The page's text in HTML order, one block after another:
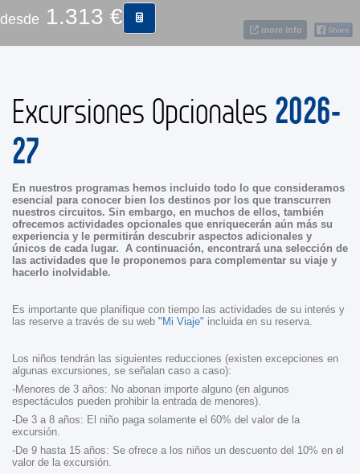
more info
desde 1.313 €
Excursiones Opcionales 2026-
27
En nuestros programas hemos incluido todo lo que consideramos
esencial para conocer bien los destinos por los que transcurren
nuestros circuitos. Sin embargo, en muchos de ellos, también
ofrecemos actividades opcionales que enriquecerán aún más su
experiencia y le permitirán descubrir aspectos adicionales y
únicos de cada lugar. A continuación, encontrará una selección de
las actividades que le proponemos para complementar su viaje y
hacerlo inolvidable.
Es importante que planifique con tiempo las actividades de su interés y
las reserve a través de su web "Mi Viaje" incluida en su reserva.
Los niños tendrán las siguientes reducciones (existen excepciones en
algunas excursiones, se señalan caso a caso):
-Menores de 3 años: No abonan importe alguno (en algunos
espectáculos pueden prohibir la entrada de menores).
-De 3 a 8 años: El niño paga solamente el 60% del valor de la
excursión.
-De 9 hasta 15 años: Se ofrece a los niños un descuento del 10% en el
valor de la excursión.